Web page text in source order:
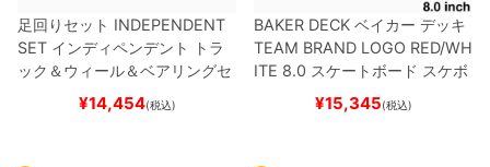
足回りセット INDEPENDENT
SET インディペンデント
トラ
ック＆ウィール＆ベアリングセ
（トリック用）
ード スケボー
¥14,454(税込)
BAKER DECK ベイカー デッキ
TEAM BRAND LOGO RED/WH
ITE 8.0 スケートボード スケボ
¥15,345(税込)